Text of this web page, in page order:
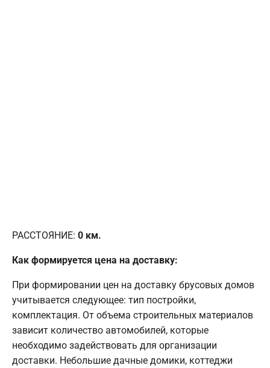
РАССТОЯНИЕ: 0 км.
Как формируется цена на доставку:
При формировании цен на доставку брусовых домов
учитывается следующее: тип постройки,
комплектация. От объема строительных материалов
зависит количество автомобилей, которые
необходимо задействовать для организации
доставки. Небольшие дачные домики, коттеджи